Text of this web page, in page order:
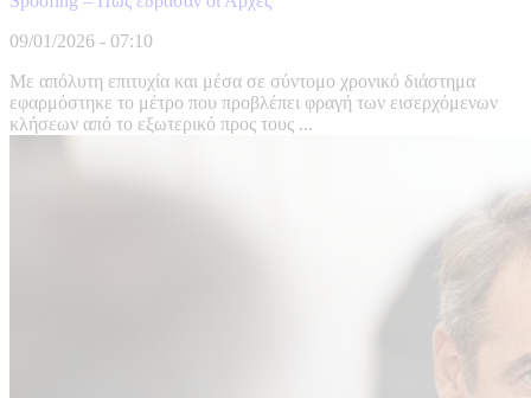
09/01/2026 - 07:10
Με απόλυτη επιτυχία και μέσα σε σύντομο χρονικό διάστημα
εφαρμόστηκε το μέτρο που προβλέπει φραγή των εισερχόμενων
κλήσεων από το εξωτερικό προς τους ...